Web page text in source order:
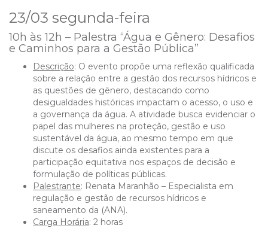
23/03 segunda-feira
10h às 12h – Palestra “Água e Gênero: Desafios
e Caminhos para a Gestão Pública”
Descrição: O evento propõe uma reflexão qualificada
sobre a relação entre a gestão dos recursos hídricos e
as questões de gênero, destacando como
desigualdades históricas impactam o acesso, o uso e
a governança da água. A atividade busca evidenciar o
papel das mulheres na proteção, gestão e uso
sustentável da água, ao mesmo tempo em que
discute os desafios ainda existentes para a
participação equitativa nos espaços de decisão e
formulação de políticas públicas.
Palestrante: Renata Maranhão – Especialista em
regulação e gestão de recursos hídricos e
saneamento da (ANA).
Carga Horária: 2 horas